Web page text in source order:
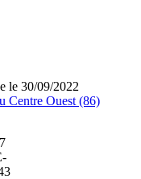
le 30/09/2022
Centre Ouest (86)